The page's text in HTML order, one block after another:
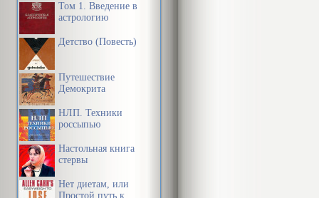
Том 1. Введение в
астрологию
Детство (Повесть)
Путешествие
Демокрита
НЛП. Техники
россыпью
Настольная книга
стервы
Нет диетам, или
Простой путь к